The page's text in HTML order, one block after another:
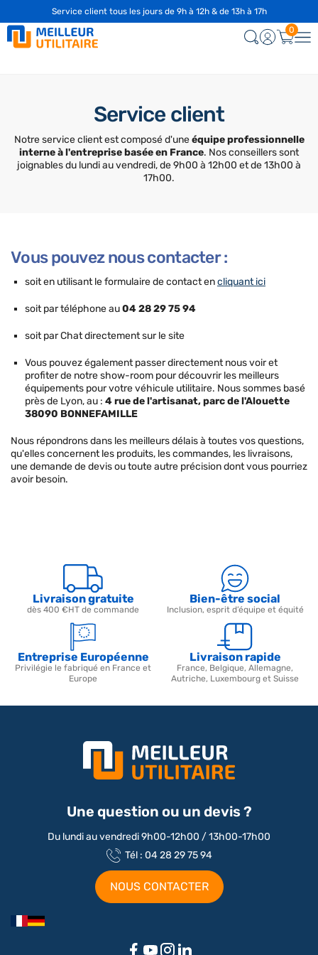
Service client
Notre service client est composé d'uneéquipe professionnelle
interne à l'entreprise basée en France. Nos conseillers sont
joignables du lundi au vendredi, de 9h00 à 12h00 et de 13h00 à
17h00.
Vous pouvez nous contacter :
soit en utilisant le formulaire de contact encliquant ici
soit par téléphone au04 28 29 75 94
soit par Chat directement sur le site
Vous pouvez également passer directement nous voir et
profiter de notre show-room pour découvrir les meilleurs
équipements pour votre véhicule utilitaire. Nous sommes basé
près de Lyon, au : 4 rue de l'artisanat, parc de l'Alouette
38090 BONNEFAMILLE
Nous répondrons dans les meilleurs délais à toutes vos questions,
qu'elles concernent les produits, les commandes, les livraisons,
une demande de devis ou toute autre précision dont vous pourriez
avoir besoin.
Livraison gratuite
dès 400 €HT de commande
Bien-être social
Inclusion, esprit d’équipe et équité
Entreprise Européenne
Privilégie le fabriqué en France et
Europe
Livraison rapide
France, Belgique, Allemagne,
Autriche, Luxembourg et Suisse
Une question ou un devis ?
Du lundi au vendredi 9h00-12h00 / 13h00-17h00
Tél : 04 28 29 75 94
NOUS CONTACTER
Service client tous les jours de 9h à 12h & de 13h à 17h
0